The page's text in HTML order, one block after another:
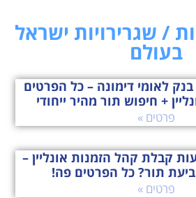
/ שגרירויות ישראל
בעולם
לאומי דימונה – כל הפרטים
+ חיפוש תור מהיר ייחודי
פרטים »
קבלת קהל הזמנות אונליין –
תור? כל הפרטים פה!
פרטים »